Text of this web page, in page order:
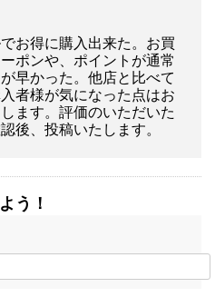
お得に購入出来た。お買
ポンや、ポイントが通常
早かった。他店と比べて
者様が気になった点はお
ます。評価のいただいた
後、投稿いたします。
う！